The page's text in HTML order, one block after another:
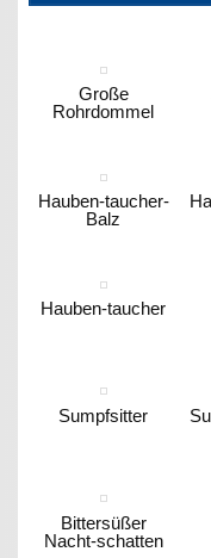
Große
Rohrdommel
Hauben-taucher-
Balz
Hauben-taucher
Sumpfsitter
Bittersüßer
Nacht-schatten